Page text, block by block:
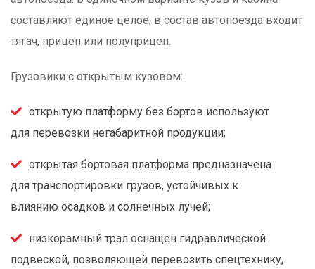
составляют единое целое, в состав автопоезда входит
тягач, прицеп или полуприцеп.
Грузовики с открытым кузовом:
открытую платформу без бортов используют
для перевозки негабаритной продукции;
открытая бортовая платформа предназначена
для транспортировки грузов, устойчивых к
влиянию осадков и солнечных лучей;
низкорамный трал оснащен гидравлической
подвеской, позволяющей перевозить спецтехнику,